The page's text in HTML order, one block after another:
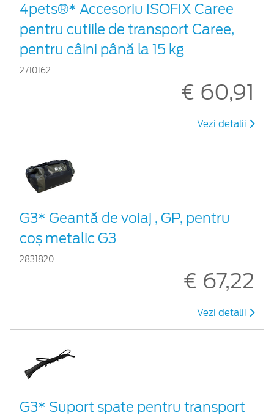
4pets®* Accesoriu ISOFIX Caree
pentru cutiile de transport Caree,
pentru câini până la 15 kg
2710162
€ 60,91
Vezi detalii
G3* Geantă de voiaj , GP, pentru
coș metalic G3
2831820
€ 67,22
Vezi detalii
G3* Suport spate pentru transport